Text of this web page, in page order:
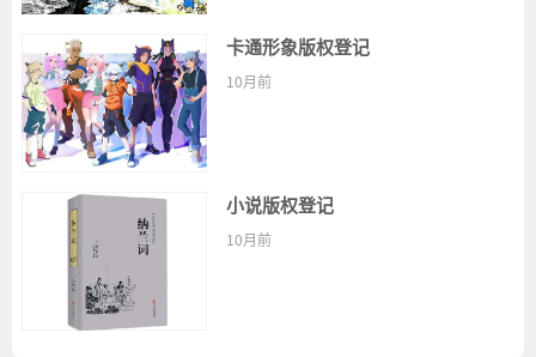
卡通形象版权登记
10月前
小说版权登记
10月前